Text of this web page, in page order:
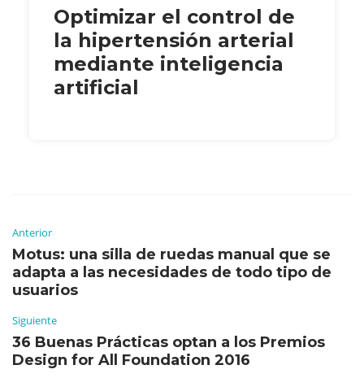
Optimizar el control de
la hipertensión arterial
mediante inteligencia
artificial
Anterior
Motus: una silla de ruedas manual que se
adapta a las necesidades de todo tipo de
usuarios
Siguiente
36 Buenas Prácticas optan a los Premios
Design for All Foundation 2016